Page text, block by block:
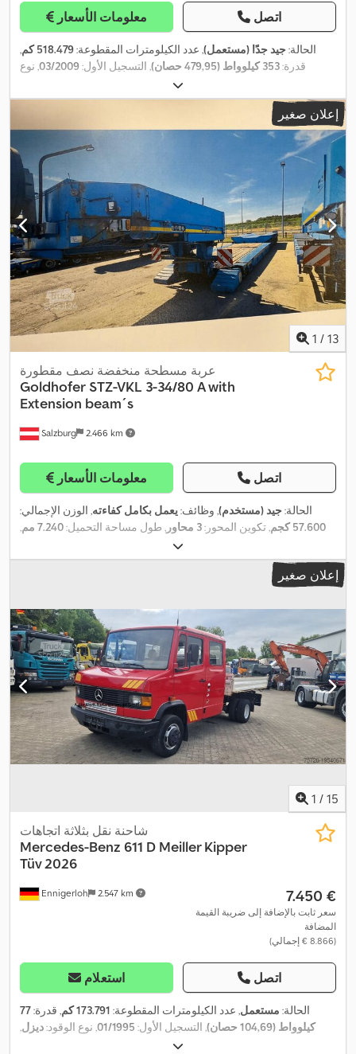
معلومات الأسعار اتصل
الحالة:جيد جدًا (مستعمل), عدد الكيلومترات المقطوعة:518.479 كم
,
قدرة:353 كيلوواط (479,95 حصان) , التسجيل الأول:03/2009, نوع
ديزل
فرامل:معطل السرعة الإضافي, لون:أبيض, كابينة السائق:كابينة نوم,
نوع التروس:
معدات:تكييف الهواء, رافعة, قفل التروس التفاضلية, قفل مركزي, مثبت
السرعة, نظام الفرامل المانعة للانغلاق (ABS), وصلات المقطورة,
إعلان صغير
1 / 13
Salzburg 2.466 km
عربة مسطحة منخفضة نصف مقطورة
Goldhofer STZ-VKL 3-34/80 A with
Extension beam´s
معلومات الأسعار اتصل
الحالة:جيد (مستخدم), وظائف:يعمل بكامل كفاءته, الوزن الإجمالي:
57.600 كجم
, تكوين المحور:3 محاور , طول مساحة التحميل:7.240 مم
,
, ارتفاع مساحة التحميل:
أزرق, سنة الصنع:2008 ,
إعلان صغير
1 / 15
Ennigerloh 2.547 km
شاحنة نقل بثلاثة اتجاهات
Mercedes-Benz 611 D Meiller Kipper
Tüv 2026
‏7.450 €
سعر ثابت بالإضافة إلى ضريبة القيمة
المضافة
(‏8.866 € إجمالي)
استعلام اتصل
الحالة: مستعمل, عدد الكيلومترات المقطوعة: 173.791 كم , قدرة:77
كيلوواط (104,69 حصان)
, التسجيل الأول: 01/1995, نوع الوقود:ديزل,
, الوزن الأقصى للحمولة: